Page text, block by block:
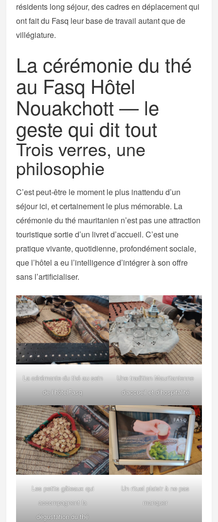
résidents long séjour, des cadres en déplacement qui
ont fait du Fasq leur base de travail autant que de
villégiature.
La cérémonie du thé
au Fasq Hôtel
Nouakchott — le
geste qui dit tout
Trois verres, une
philosophie
C’est peut-être le moment le plus inattendu d’un
séjour ici, et certainement le plus mémorable. La
cérémonie du thé mauritanien n’est pas une attraction
touristique sortie d’un livret d’accueil. C’est une
pratique vivante, quotidienne, profondément sociale,
que l’hôtel a eu l’intelligence d’intégrer à son offre
sans l’artificialiser.
La cérémonie du thé au sein
de l’hôtelFasq
Une tradition Mauritanienne
d’accueil et d’hospitalité
Les petits gâteaux qui
accompagnent la
dégustation du thé
Un rituel plaisir à ne pas
manquer